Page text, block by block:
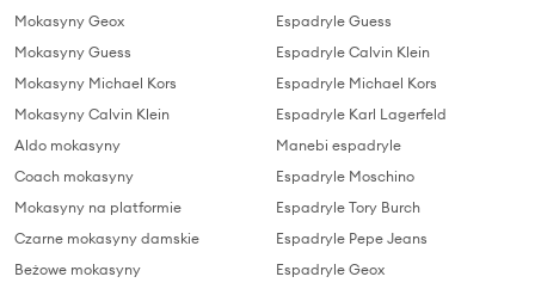
Mokasyny Geox
Mokasyny Guess
Mokasyny Michael Kors
Mokasyny Calvin Klein
Aldo mokasyny
Coach mokasyny
Mokasyny na platformie
Czarne mokasyny damskie
Beżowe mokasyny
Espadryle Guess
Espadryle Calvin Klein
Espadryle Michael Kors
Espadryle Karl Lagerfeld
Manebi espadryle
Espadryle Moschino
Espadryle Tory Burch
Espadryle Pepe Jeans
Espadryle Geox